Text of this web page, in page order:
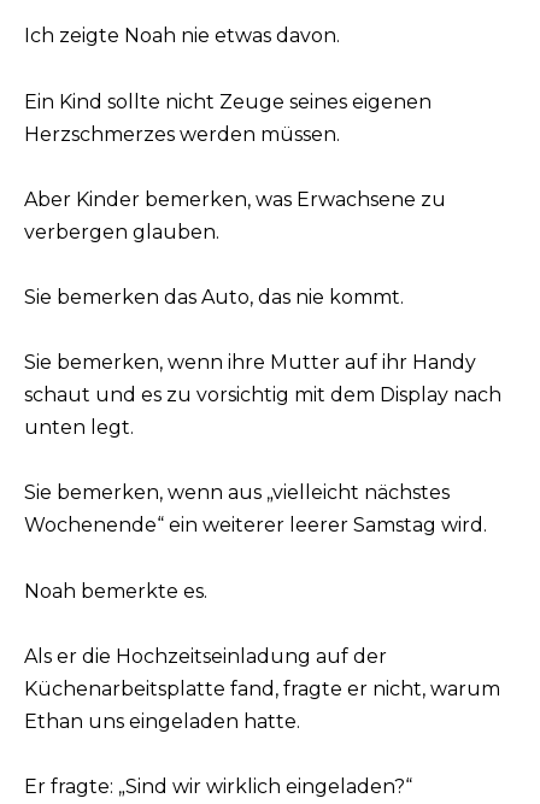
Ich zeigte Noah nie etwas davon.
Ein Kind sollte nicht Zeuge seines eigenen
Herzschmerzes werden müssen.
Aber Kinder bemerken, was Erwachsene zu
verbergen glauben.
Sie bemerken das Auto, das nie kommt.
Sie bemerken, wenn ihre Mutter auf ihr Handy
schaut und es zu vorsichtig mit dem Display nach
unten legt.
Sie bemerken, wenn aus „vielleicht nächstes
Wochenende“ ein weiterer leerer Samstag wird.
Noah bemerkte es.
Als er die Hochzeitseinladung auf der
Küchenarbeitsplatte fand, fragte er nicht, warum
Ethan uns eingeladen hatte.
Er fragte: „Sind wir wirklich eingeladen?“